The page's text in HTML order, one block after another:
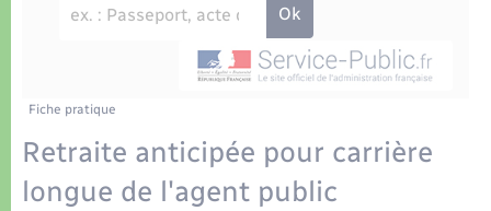
Eau - Assainissement
Transports
Transports scolaires
Logement - Urbanisme
Travaux - Autorisation d’occupation de l’espace
Présentation de la commune
Fiche pratique
Retraite anticipée pour carrière
longue de l'agent public